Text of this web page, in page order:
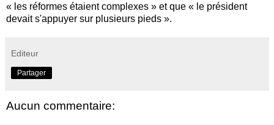
« les réformes étaient complexes » et que « le président
devait s'appuyer sur plusieurs pieds ».
Editeur
Partager
Aucun commentaire: